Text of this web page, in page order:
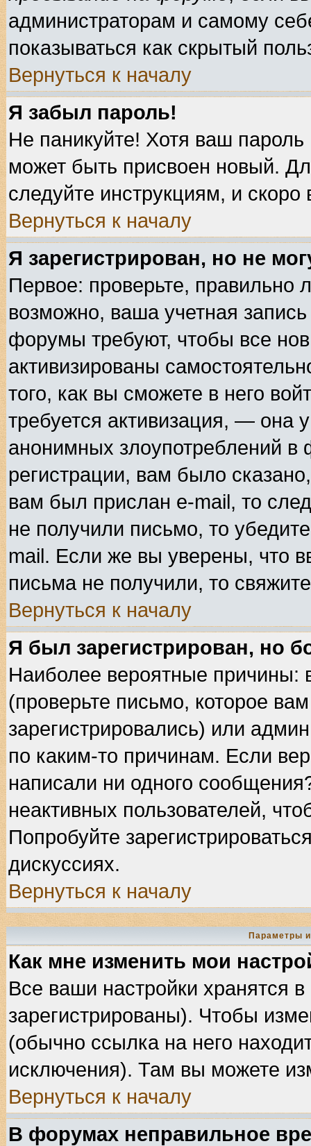
администраторам и самому
показываться как скрытый
Вернуться к началу
Я забыл пароль!
Не паникуйте! Хотя ваш
может быть присвоен новый.
следуйте инструкциям, и
Вернуться к началу
Я зарегистрирован, но не
Первое: проверьте, правильно
возможно, ваша учетная
форумы требуют, чтобы все
активизированы
того, как вы сможете в него
требуется активизация, — она
анонимных злоупотреблений
регистрации, вам было
вам был прислан e-mail, то
не получили письмо, то
mail. Если же вы уверены, что
письма не получили, то
Вернуться к началу
Я был зарегистрирован, но
Наиболее вероятные причины:
(проверьте письмо, которое
зарегистрировались) или
по каким-то причинам. Если
написали ни одного
неактивных пользователей,
Попробуйте
дискуссиях.
Вернуться к началу
Параметры
Как мне изменить мои
Все ваши настройки хранятся
зарегистрированы). Чтобы
(обычно ссылка на него
исключения). Там вы можете
Вернуться к началу
В форумах неправильное